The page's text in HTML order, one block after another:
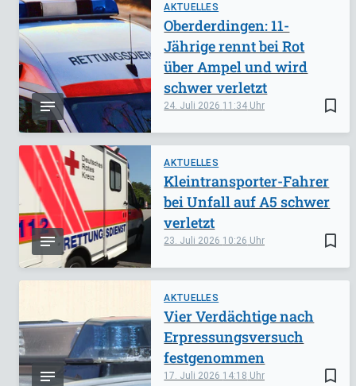
AKTUELLES
bookmark_border
24. Juli 2026 11:34
Oberderdingen: 11-
Jährige rennt bei Rot
über Ampel und wird
schwer verletzt
AKTUELLES
bookmark_border
23. Juli 2026 10:26
Kleintransporter-Fahrer
bei Unfall auf A5 schwer
verletzt
AKTUELLES
bookmark_border
17. Juli 2026 14:18
Vier Verdächtige nach
Erpressungsversuch
festgenommen